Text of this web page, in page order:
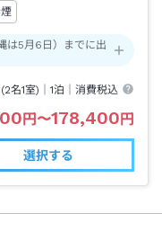
5月6日）までに出
2名1室)｜1泊 ｜消費税込
円 〜178,400 円
選択する